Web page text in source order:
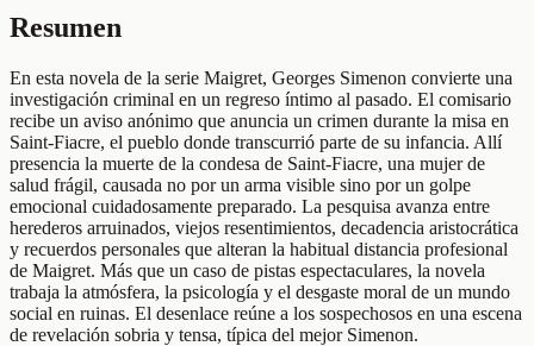
Resumen
En esta novela de la serie Maigret, Georges Simenon convierte una
investigación criminal en un regreso íntimo al pasado. El comisario
recibe un aviso anónimo que anuncia un crimen durante la misa en
Saint-Fiacre, el pueblo donde transcurrió parte de su infancia. Allí
presencia la muerte de la condesa de Saint-Fiacre, una mujer de
salud frágil, causada no por un arma visible sino por un golpe
emocional cuidadosamente preparado. La pesquisa avanza entre
herederos arruinados, viejos resentimientos, decadencia aristocrática
y recuerdos personales que alteran la habitual distancia profesional
de Maigret. Más que un caso de pistas espectaculares, la novela
trabaja la atmósfera, la psicología y el desgaste moral de un mundo
social en ruinas. El desenlace reúne a los sospechosos en una escena
de revelación sobria y tensa, típica del mejor Simenon.